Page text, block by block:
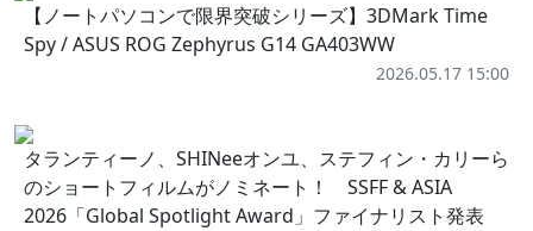
【ノートパソコンで限界突破シリーズ】3DMark Time
Spy / ASUS ROG Zephyrus G14 GA403WW
2026.05.17 15:00
タランティーノ、SHINeeオンユ、ステフィン・カリーら
のショートフィルムがノミネート！ SSFF & ASIA
2026「Global Spotlight Award」ファイナリスト発表